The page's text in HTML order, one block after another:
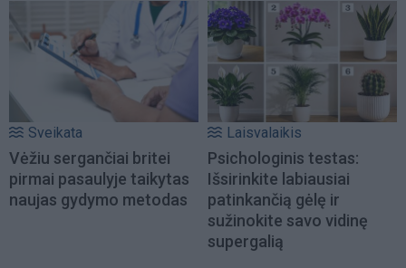
Sveikata
Vėžiu sergančiai britei
pirmai pasaulyje taikytas
naujas gydymo metodas
Laisvalaikis
Psichologinis testas:
Išsirinkite labiausiai
patinkančią gėlę ir
sužinokite savo vidinę
supergalią